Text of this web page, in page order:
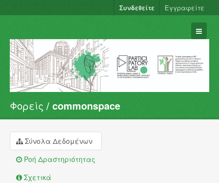
Συνδεθείτε Εγγραφείτε
Σύνολα Δεδομένων
Φορείς
Ομάδες
Σχετικά
Φορείς commonspace
Σύνολα Δεδομένων
Ροή Δραστηριότητας
Σχετικά